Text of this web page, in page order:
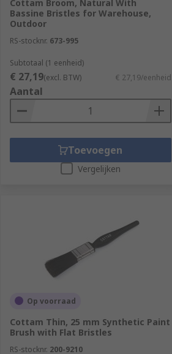
Cottam Broom, Natural With
Bassine Bristles for Warehouse,
Outdoor
RS-stocknr. 673-995
Subtotaal (1 eenheid)
€ 27,19(excl. BTW) € 27,19/eenheid
Aantal
Toevoegen
Vergelijken
Op voorraad
Cottam Thin, 25 mm Synthetic Paint
Brush with Flat Bristles
RS-stocknr. 200-9210